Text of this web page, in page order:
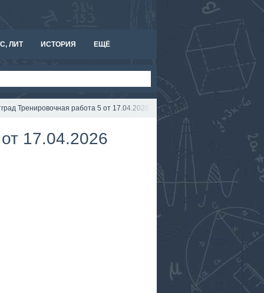
ЛИТ ИСТОРИЯ ЕЩЁ
Тренировочная работа 5 от 17.04.2026 Полный подробный разбор всех
17.04.2026